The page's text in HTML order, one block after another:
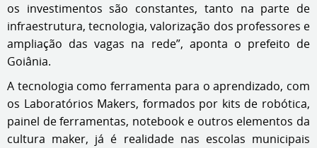
os investimentos são constantes, tanto na parte de
infraestrutura, tecnologia, valorização dos professores e
ampliação das vagas na rede”, aponta o prefeito de
Goiânia.
A tecnologia como ferramenta para o aprendizado, com
os Laboratórios Makers, formados por kits de robótica,
painel de ferramentas, notebook e outros elementos da
cultura maker, já é realidade nas escolas municipais